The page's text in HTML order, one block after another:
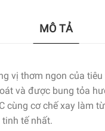
MÔ TẢ
vị thơm ngon của
và được bung tỏa
cùng cơ chế xay làm
tế nhất.